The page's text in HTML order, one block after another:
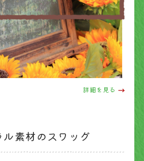
詳細を見る
ル素材のスワッグ